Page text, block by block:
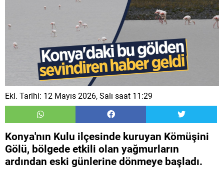
Ekl. Tarihi: 12 Mayıs 2026, Salı saat 11:29
Konya'nın Kulu ilçesinde kuruyan Kömüşini
Gölü, bölgede etkili olan yağmurların
ardından eski günlerine dönmeye başladı.